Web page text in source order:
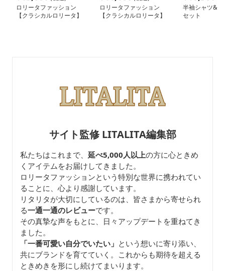
ロリータファッション
【クラシカルロリータ】
ロリータファッション
【クラシカルロリータ】
半袖シャツ&
セット
サイト監修 LITALITA編集部
私たちはこれまで、 延べ5,000人以上の方に心ときめ
くアイテムをお届けしてきました。
ロリータファッションという特別な世界に携われてい
ることに、心より感謝しています。
リタリタが大切にしているのは、皆さまから寄せられ
る一通一通のレビューです。
その真摯な声をもとに、日々アップデートを重ねてき
ました。
「一番可愛い自分でいたい」 という想いに寄り添い、
共にブランドを育てていく。これからも期待を超える
ときめきを形にし続けてまいります。